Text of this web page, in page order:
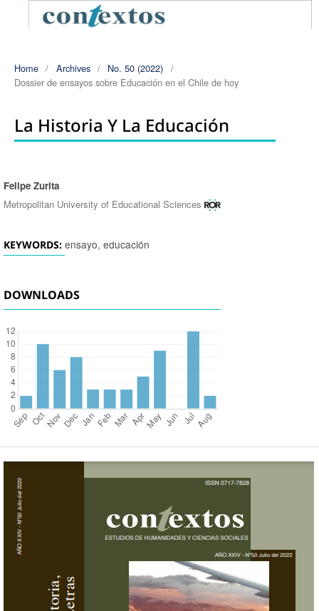
Home / Archives / No. 50 (2022) /
Dossier de ensayos sobre Educación en el Chile de hoy
La Historia Y La Educación
Authors
Felipe Zurita
Metropolitan University of Educational Sciences
KEYWORDS: ensayo, educación
DOWNLOADS